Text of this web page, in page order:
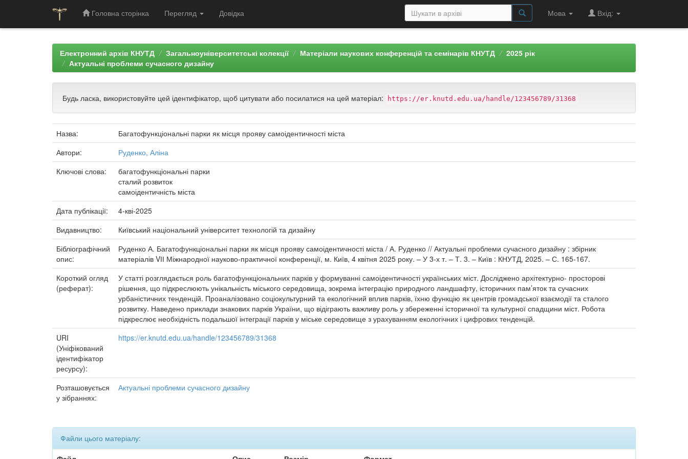
Головна сторінка Перегляд Довідка Мова Вхід:
Електронний архів КНУТД Загальноуніверситетські колекції Матеріали наукових конференцій та семінарів КНУТД
2025 рік
Актуальні проблеми сучасного дизайну
Будь ласка, використовуйте цей ідентифікатор, щоб цитувати або посилатися на цей матеріал: https://er.knutd.edu.ua/handle/123456789/31368
Назва:
Багатофункціональні парки як місця прояву самоідентичності міста
Автори:
Руденко, Аліна
Ключові слова:
багатофункціональні парки
сталий розвиток
самоідентичність міста
Дата публікації:
4-кві-2025
Видавництво:
Київський національний університет технологій та дизайну
Бібліографічний
опис:
Руденко А. Багатофункціональні парки як місця прояву самоідентичності міста / А. Руденко // Актуальні проблеми сучасного дизайну : збірник
матеріалів VІІ Міжнародної науково-практичної конференції, м. Київ, 4 квітня 2025 року. – У 3-х т. – Т. 3. – Київ : КНУТД, 2025. – С. 165-167.
Короткий огляд
(реферат):
У статті розглядається роль багатофункціональних парків у формуванні самоідентичності українських міст. Досліджено архітектурно- просторові
рішення, що підкреслюють унікальність міського середовища, зокрема інтеграцію природного ландшафту, історичних пам’яток та сучасних
урбаністичних тенденцій. Проаналізовано соціокультурний та екологічний вплив парків, їхню функцію як центрів громадської взаємодії та сталого
розвитку. Наведено приклади знакових парків України, що відіграють важливу роль у збереженні історичної та культурної спадщини міст. Робота
підкреслює необхідність подальшої інтеграції парків у міське середовище з урахуванням екологічних і цифрових тенденцій.
URI
(Уніфікований
ідентифікатор
ресурсу):
https://er.knutd.edu.ua/handle/123456789/31368
Розташовується
у зібраннях:
Актуальні проблеми сучасного дизайну
Файли цього матеріалу: